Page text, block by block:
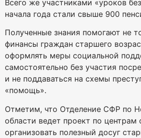
Всего же участниками «уроков
начала года стали свыше 900
Полученные знания помогают не
финансы граждан старшего
оформлять меры социальной
самостоятельно без участия
и не поддаваться на схемы
«помощь».
Отметим, что Отделение СФР по
области ведет проект по
организовать полезный досуг